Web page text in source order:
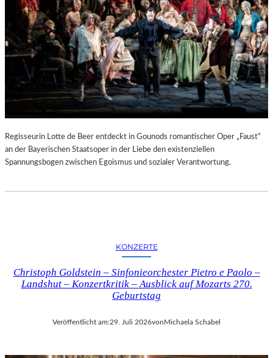
Regisseurin Lotte de Beer entdeckt in Gounods romantischer Oper „Faust“
an der Bayerischen Staatsoper in der Liebe den existenziellen
Spannungsbogen zwischen Egoismus und sozialer Verantwortung.
KONZERTE
Christoph Goldstein – Sinfonieorchester Pietro e Paolo –
Landshut – Konzertkritik – Ausblick auf Mozarts 270.
Geburtstag
Veröffentlicht am:29. Juli 2026vonMichaela Schabel